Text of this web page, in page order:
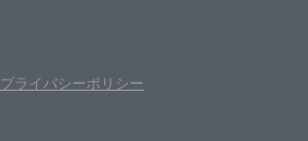
プライバシーポリシー